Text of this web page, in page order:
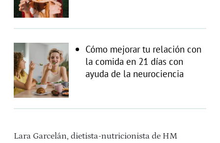
Cómo mejorar tu relación con
la comida en 21 días con
ayuda de la neurociencia
Lara Garcelán, dietista-nutricionista de HM